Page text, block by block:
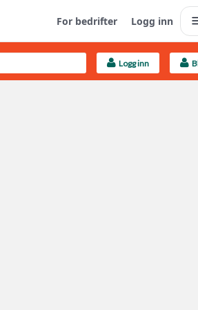
For bedrifter Logg inn
Last opp selv Logg inn